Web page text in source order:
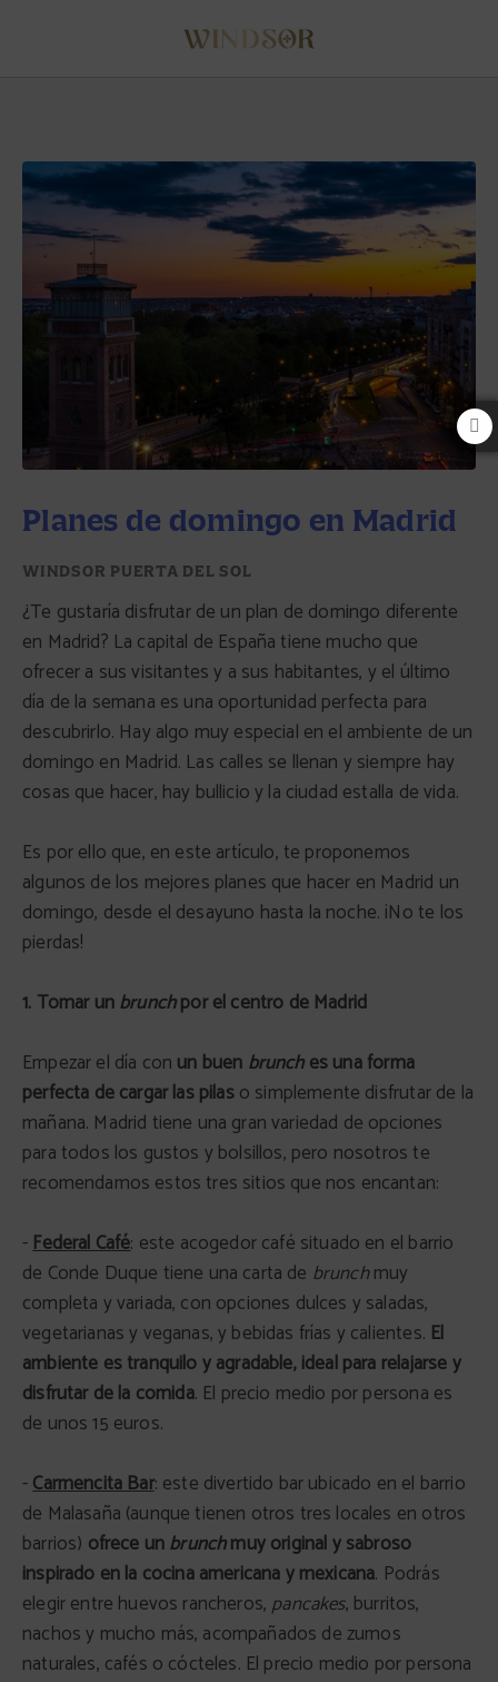
Planes de domingo en Madrid
¿Te gustaría disfrutar de un plan de domingo diferente
en Madrid? La capital de España tiene mucho que
ofrecer a sus visitantes y a sus habitantes, y el último
día de la semana es una oportunidad perfecta para
descubrirlo. Hay algo muy especial en el ambiente de un
domingo en Madrid. Las calles se llenan y siempre hay
cosas que hacer, hay bullicio y la ciudad estalla de vida.
Es por ello que, en este artículo, te proponemos
algunos de los mejores planes que hacer en Madrid un
domingo, desde el desayuno hasta la noche. ¡No te los
pierdas!
1. Tomar unbrunchpor el centro de Madrid
Empezar el día con un buen brunches una forma
perfecta de cargar las pilaso simplemente disfrutar de la
mañana. Madrid tiene una gran variedad de opciones
para todos los gustos y bolsillos, pero nosotros te
recomendamos estos tres sitios que nos encantan:
-Federal Café: este acogedor café situado en el barrio
de Conde Duque tiene una carta de brunchmuy
completa y variada, con opciones dulces y saladas,
vegetarianas y veganas, y bebidas frías y calientes. El
ambiente es tranquilo y agradable, ideal para relajarse y
disfrutar de la comida. El precio medio por persona es
de unos 15 euros.
-Carmencita Bar: este divertido bar ubicado en el barrio
de Malasaña (aunque tienen otros tres locales en otros
barrios) ofrece unbrunchmuy original y sabroso
inspirado en la cocina americana y mexicana. Podrás
elegir entre huevos rancheros,pancakes, burritos,
nachos y mucho más, acompañados de zumos
naturales, cafés o cócteles. El precio medio por persona